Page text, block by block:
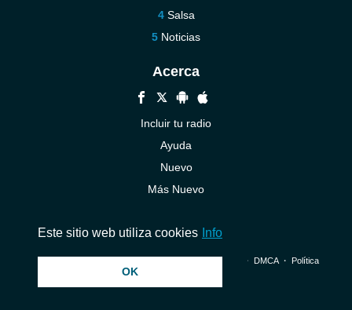
Salsa
Noticias
Acerca
Incluir tu radio
Ayuda
Nuevo
Más Nuevo
© 2026 InstantAudio. Reservados todos los derechos. ・ DMCA・ Política
Este sitio web utiliza cookies Info
OK